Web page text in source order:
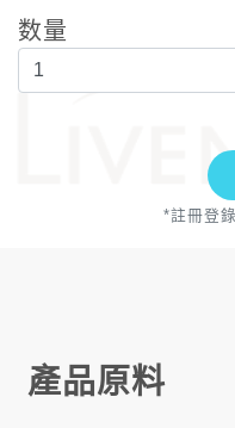
糞便的惡臭等。
数量
*註冊登
產品原料